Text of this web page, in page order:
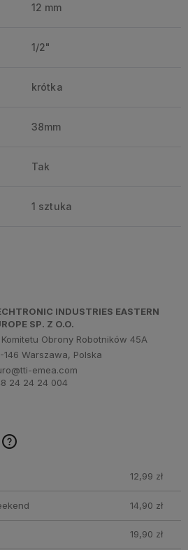
12 mm
1/2"
krótka
38mm
Tak
1 sztuka
INDUSTRIES EASTERN
SP. Z O.O.
Komitetu Obrony Robotników 45A
146 Warszawa, Polska
emea.com
24 24 24 004
12,99 zł
14,90 zł
19,90 zł